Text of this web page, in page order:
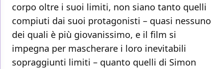
corpo oltre i suoi limiti, non siano tanto quelli
compiuti dai suoi protagonisti – quasi nessuno
dei quali è più giovanissimo, e il film si
impegna per mascherare i loro inevitabili
sopraggiunti limiti – quanto quelli di Simon